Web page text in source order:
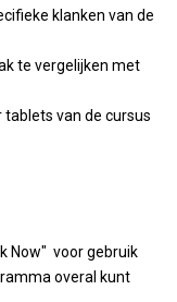
klanken van de
te vergelijken met
van de cursus
Now" voor gebruik
overal kunt